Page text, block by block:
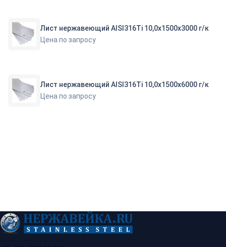
Лист нержавеющий AISI316Ti 10,0х1500х3000 г/к
Цена по запросу
Лист нержавеющий AISI316Ti 10,0х1500х6000 г/к
Цена по запросу